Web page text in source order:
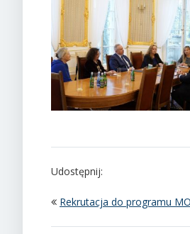
Udostępnij:
Rekrutacja do programu